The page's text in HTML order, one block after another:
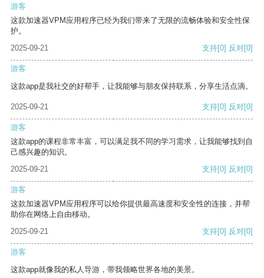
游客
这款加速器VPM应用程序已经为我们带来了无限的流畅体验和安全性保
护。
2025-09-21
支持[0] 反对[0]
游客
这款app是我社交的好帮手，让我能够与朋友保持联系，分享生活点滴。
2025-09-21 支持[0] 反对[0]
游客
这款app的课程非常丰富，可以满足我不同的学习需求，让我能够找到自
己感兴趣的知识。
2025-09-21
支持[0] 反对[0]
游客
这款加速器VPM应用程序可以给你提供最高速度和安全性的连接，并帮
助你在网络上自由移动。
2025-09-21
支持[0] 反对[0]
游客
这款app就像我的私人导游，带我领略世界各地的美景。